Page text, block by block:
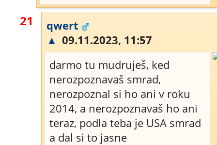
21
qwert
▲ 09.11.2023, 11:57
darmo tu mudruješ, ked
nerozpoznavaš smrad,
nerozpoznal si ho ani v roku
2014, a nerozpoznavaš ho ani
teraz, podla teba je USA smrad
a dal si to jasne